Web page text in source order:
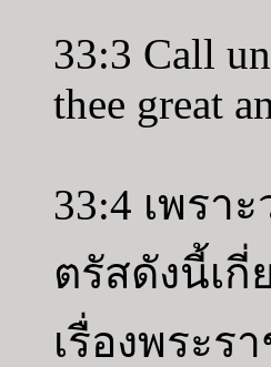
33:3 Call
thee great
33:4 เพรา
ตรัสดังนี้เกี่
เรื่องพระร